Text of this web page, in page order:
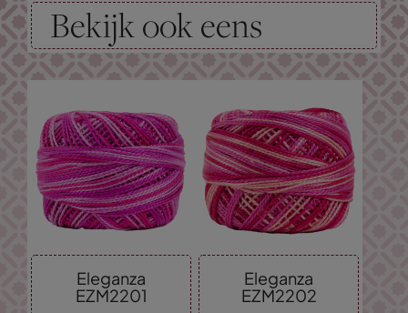
Bekijk ook eens
Eleganza
EZM2201
Eleganza
EZM2202